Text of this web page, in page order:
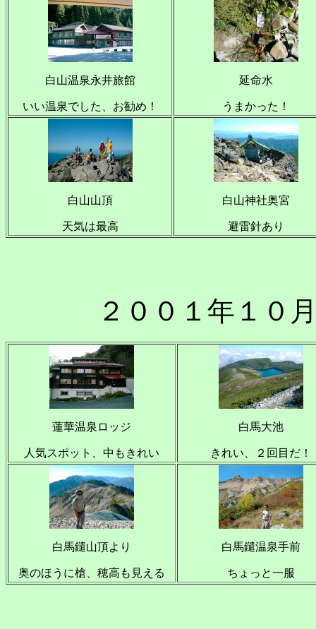
白山温泉永井旅館
いい温泉でした、お勧め！
延命水
うまかった！
白山山頂
天気は最高
白山神社奥宮
避雷針あり
２００１年１０
蓮華温泉ロッジ
人気スポット、中もきれい
白馬大池
きれい、２回目だ！
白馬鑓山頂より
奥のほうに槍、穂高も見える
白馬鑓温泉手前
ちょっと一服